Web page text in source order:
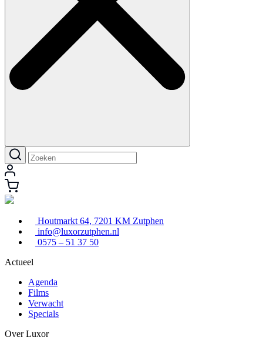
Houtmarkt 64, 7201 KM Zutphen
info@luxorzutphen.nl
0575 – 51 37 50
Actueel
Agenda
Films
Verwacht
Specials
Over Luxor